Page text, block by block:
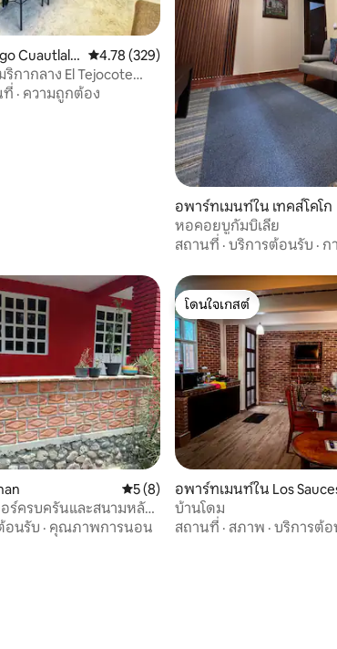
Cuautlalp คะแนนเฉลี่ย 4.78 จาก 5, 329 รีวิว
4.78 (329)
ริกากลาง El Tejocote
ที่ · ความถูกต้อง
อพาร์ทเมนท์ใน เทคส์โคโก
หอคอยบูกัมบิเลีย
สถานที่ · บริการต้อนรับ · ก
คะแนนเฉลี่ย 5 จาก 5, 8 รีวิว
5 (8)
ร์ครบครันและสนามหลัง
อนรับ · คุณภาพการนอน
โดนใจเกสต์
โดนใจเกสต์
อพาร์ทเมนท์ใน Los
บ้านโดม
สถานที่ · สภาพ · บริการต้อ